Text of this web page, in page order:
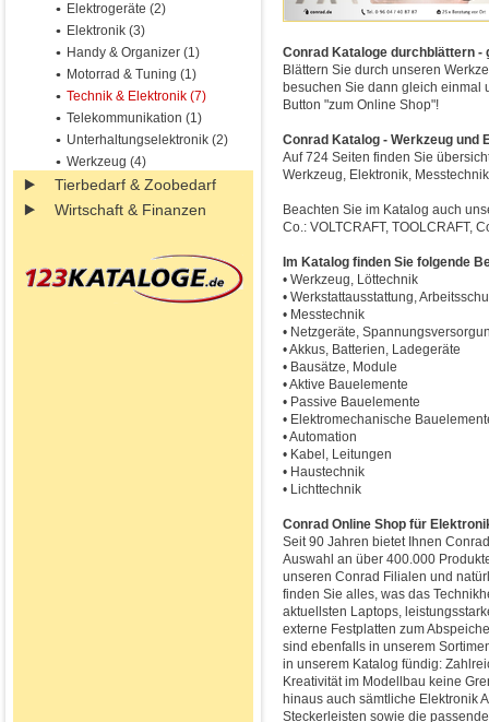
Elektrogeräte (2)
Elektronik (3)
Handy & Organizer (1)
Motorrad & Tuning (1)
Technik & Elektronik (7)
Telekommunikation (1)
Unterhaltungselektronik (2)
Werkzeug (4)
Tierbedarf & Zoobedarf
Wirtschaft & Finanzen
Conrad Kataloge durchblättern -
Blättern Sie durch unseren
besuchen Sie dann gleich einmal
Button "zum Online Shop"!
Conrad Katalog - Werkzeug und
Auf 724 Seiten finden Sie
Werkzeug, Elektronik,
Beachten Sie im Katalog auch
Co.: VOLTCRAFT, TOOLCRAFT,
Im Katalog finden Sie folgende
• Werkzeug, Löttechnik
• Werkstattausstattung,
• Messtechnik
• Netzgeräte,
• Akkus, Batterien, Ladegeräte
• Bausätze, Module
• Aktive Bauelemente
• Passive Bauelemente
• Elektromechanische
• Automation
• Kabel, Leitungen
• Haustechnik
• Lichttechnik
Conrad Online Shop für
Seit 90 Jahren bietet Ihnen
Auswahl an über 400.000
unseren Conrad Filialen und
finden Sie alles, was das
aktuellsten Laptops,
externe Festplatten zum
sind ebenfalls in unserem
in unserem Katalog fündig:
Kreativität im Modellbau keine
hinaus auch sämtliche Elektronik
Steckerleisten sowie die